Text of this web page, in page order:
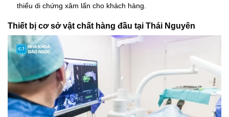
thiểu di chứng xâm lấn cho khách hàng.
Thiết bị cơ sở vật chất hàng đầu tại Thái Nguyên